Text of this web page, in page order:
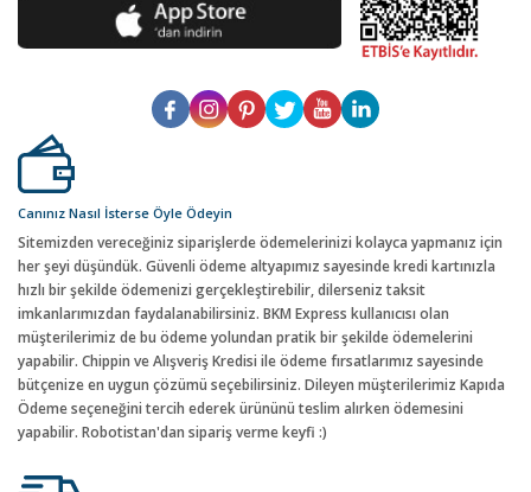
Canınız Nasıl İsterse Öyle Ödeyin
Sitemizden vereceğiniz siparişlerde ödemelerinizi kolayca yapmanız için
her şeyi düşündük. Güvenli ödeme altyapımız sayesinde kredi kartınızla
hızlı bir şekilde ödemenizi gerçekleştirebilir, dilerseniz taksit
imkanlarımızdan faydalanabilirsiniz. BKM Express kullanıcısı olan
müşterilerimiz de bu ödeme yolundan pratik bir şekilde ödemelerini
yapabilir. Chippin ve Alışveriş Kredisi ile ödeme fırsatlarımız sayesinde
bütçenize en uygun çözümü seçebilirsiniz. Dileyen müşterilerimiz Kapıda
Ödeme seçeneğini tercih ederek ürününü teslim alırken ödemesini
yapabilir. Robotistan'dan sipariş verme keyfi :)